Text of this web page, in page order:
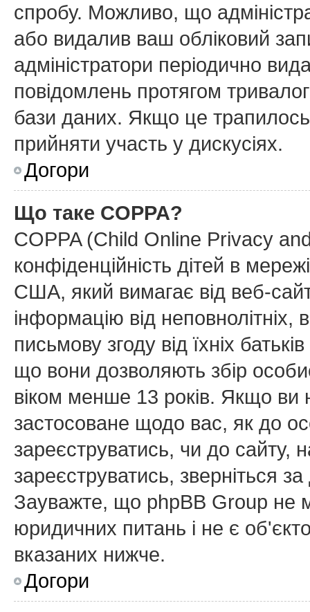
спробу. Можливо, що
або видалив ваш обліковий
адміністратори періодично
повідомлень протягом
бази даних. Якщо це
прийняти участь у дискусіях.
Догори
Що таке COPPA?
COPPA (Child Online Privacy
конфіденційність дітей в
США, який вимагає від веб-
інформацію від
письмову згоду від їхніх
що вони дозволяють збір
віком менше 13 років. Якщо ви
застосоване щодо вас, як до
зареєструватись, чи до сайту,
зареєструватись, зверніться
Зауважте, що phpBB Group не
юридичних питань і не є
вказаних нижче.
Догори